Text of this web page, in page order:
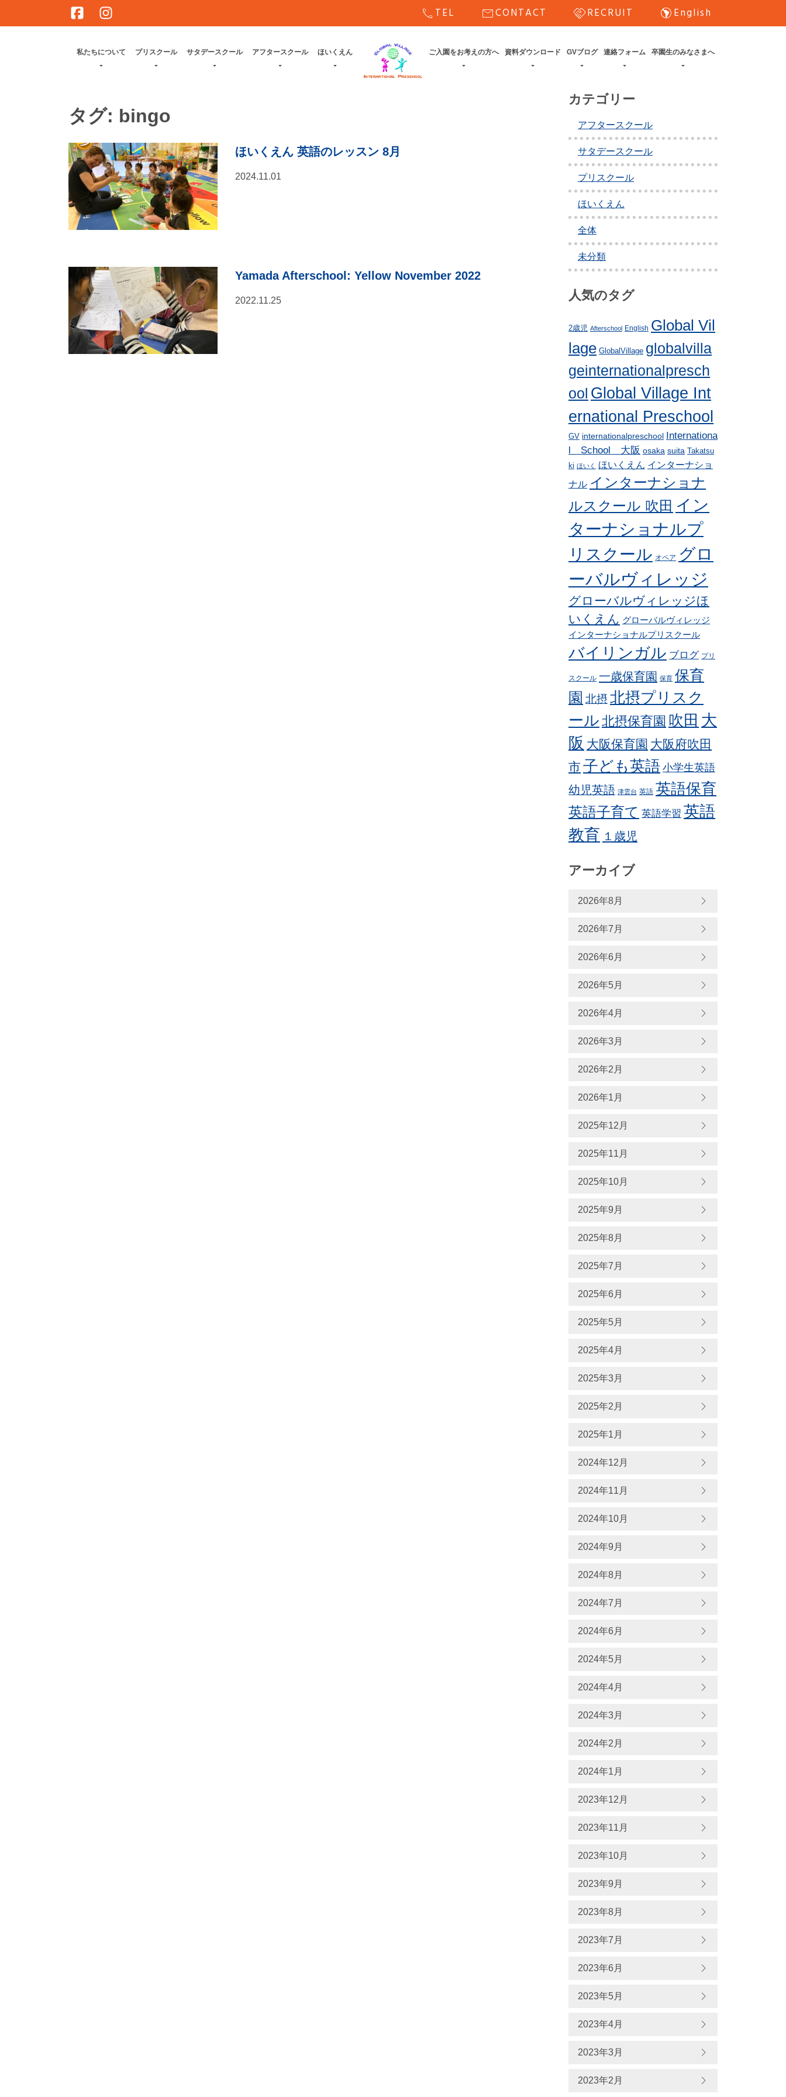
call TEL mailCONTACT handshakeRECRUIT south_americaEnglish
私たちについて プリスクール サタデースクール アフタースクール ほいくえん ご入園をお考えの方へ 資料ダウンロード GVブログ 連絡フォーム 卒園生のみなさまへ
タグ: bingo
ほいくえん 英語のレッスン 8月
2024.11.01
Yamada Afterschool: Yellow November 2022
2022.11.25
カテゴリー
アフタースクール
サタデースクール
プリスクール
ほいくえん
全体
未分類
人気のタグ
2歳児 Afterschool English Global Vil
lage GlobalVillage globalvilla
geinternationalpresch
ool Global Village Int
ernational Preschool
GV internationalpreschool Internationa
l School 大阪 osaka suita Takatsu
ki ほいく ほいくえん インターナショ
ナル インターナショナ
ルスクール 吹田 イン
ターナショナルプ
リスクール オペア グロ
ーバルヴィレッジ
グローバルヴィレッジほ
いくえん グローバルヴィレッジ
インターナショナルプリスクール
バイリンガル ブログ プリ
スクール 一歳保育園 保育 保育
園 北摂 北摂プリスク
ール 北摂保育園 吹田 大
阪 大阪保育園 大阪府吹田
市子ども英語 小学生英語
幼児英語 津雲台 英語 英語保育
英語子育て 英語学習 英語
教育 １歳児
アーカイブ
2026年8月
2026年7月
2026年6月
2026年5月
2026年4月
2026年3月
2026年2月
2026年1月
2025年12月
2025年11月
2025年10月
2025年9月
2025年8月
2025年7月
2025年6月
2025年5月
2025年4月
2025年3月
2025年2月
2025年1月
2024年12月
2024年11月
2024年10月
2024年9月
2024年8月
2024年7月
2024年6月
2024年5月
2024年4月
2024年3月
2024年2月
2024年1月
2023年12月
2023年11月
2023年10月
2023年9月
2023年8月
2023年7月
2023年6月
2023年5月
2023年4月
2023年3月
2023年2月